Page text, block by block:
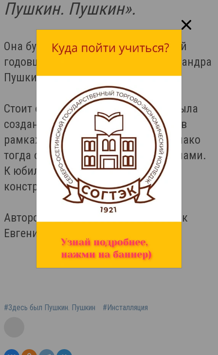
Пушкин. Пушкин».
Она будет установлена в честь 226-й
годовщины со дня рождения Александра
Пушкина.
Стоит отметить, что инсталляция была
создана и установлена в 2012 году в
рамках симпозиума «Аланика», однако
тогда она была повреждена вандалами.
К юбилею поэта в прошлом году
конструкцию восстановили.
Автором проекта является художник
Евгений Уманский.
#Здесь был Пушкин. Пушкин #Инсталляция